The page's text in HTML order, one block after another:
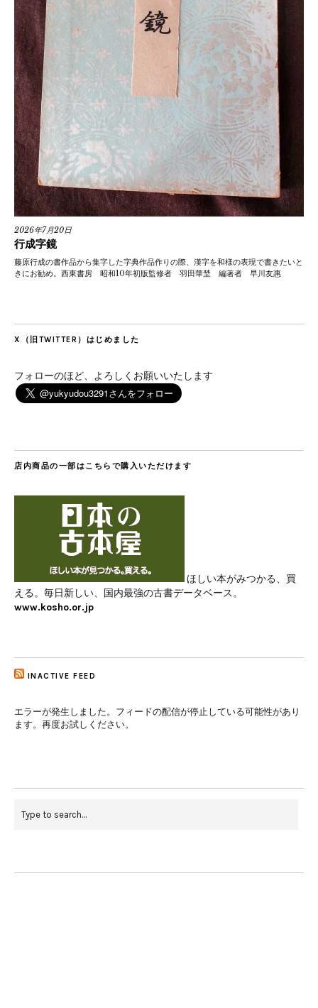
2026年7月20日
行成字鏡
藤原行成の書作品から集字した字典作品作りの際、漢字を和様の表現で書きたいと
きにお勧め。西東書房 昭和10年初版監修者 羽田華埜 編著者 早川友惠
X（旧TWITTER）はじめました
フォローのほど、よろしくお願いいたします
店内商品の一部はこちらで購入いただけます
ほしい本がみつかる、買
える。毎日新しい、国内最強の古書データベース。
www.kosho.or.jp
INACTIVE FEED
エラーが発生しました。フィードの配信が停止している可能性があり
ます。再度お試しください。